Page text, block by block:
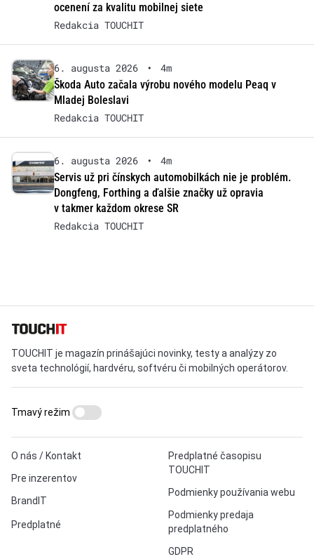
ocenení za kvalitu mobilnej siete
Redakcia TOUCHIT
6. augusta 2026 •
4m
Škoda Auto začala výrobu nového modelu Peaq v
Mladej Boleslavi
Redakcia TOUCHIT
6. augusta 2026 •
4m
Servis už pri čínskych automobilkách nie je problém.
Dongfeng, Forthing a ďalšie značky už opravia
v takmer každom okrese SR
Redakcia TOUCHIT
TOUCHIT je magazín prinášajúci novinky, testy a analýzy zo
sveta technológií, hardvéru, softvéru či mobilných operátorov.
O nás / Kontakt
Pre inzerentov
BrandIT
Predplatné
Predplatné časopisu
TOUCHIT
Podmienky používania webu
Podmienky predaja
predplatného
GDPR
Tmavý režim